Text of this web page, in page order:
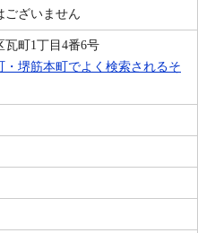
ございません
瓦町1丁目4番6号
・堺筋本町でよく検索されるそ